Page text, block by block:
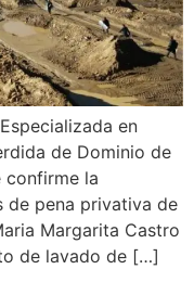
en
de Dominio de
confirme la
de pena privativa de
Margarita Castro
de lavado de […]